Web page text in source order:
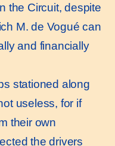
the Circuit, despite
M. de Vogué can
and financially
stationed along
useless, for if
their own
the drivers